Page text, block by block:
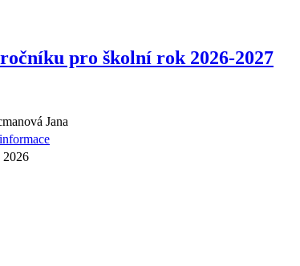
pro školní rok 2026-2027
Jana
2026